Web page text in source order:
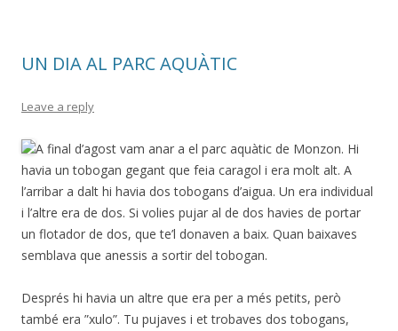
k ix
UN DIA AL PARC AQUÀTIC
Leave a reply
A final d’agost vam anar a el parc aquàtic de Monzon. Hi
havia un tobogan gegant que feia caragol i era molt alt. A
l’arribar a dalt hi havia dos tobogans d’aigua. Un era individual
i l’altre era de dos. Si volies pujar al de dos havies de portar
un flotador de dos, que te’l donaven a baix. Quan baixaves
semblava que anessis a sortir del tobogan.
Després hi havia un altre que era per a més petits, però
també era ”xulo”. Tu pujaves i et trobaves dos tobogans,